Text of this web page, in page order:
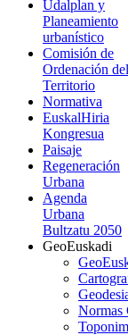
Udalplan y
Planeamiento
urbanístico
Comisión de
Ordenación del
Territorio
Normativa
EuskalHiria
Kongresua
Paisaje
Regeneración
Urbana
Agenda
Urbana
Bultzatu 2050
GeoEuskadi
Normas